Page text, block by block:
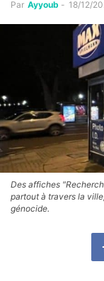
Par Ayyoub - 18/12/
Des affiches
partout à travers la
génocide.